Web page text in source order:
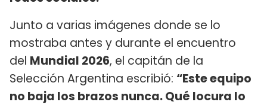
Junto a varias imágenes donde se lo
mostraba antes y durante el encuentro
del Mundial 2026, el capitán de la
Selección Argentina escribió: “Este equipo
no baja los brazos nunca. Qué locura lo